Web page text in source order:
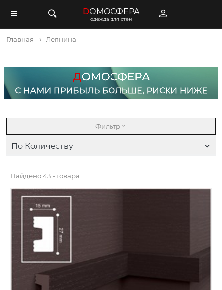
DОМОСФЕРА
одежда для стен
Главная Лепнина
Фильтр
По Количеству
Найдено43 - товара